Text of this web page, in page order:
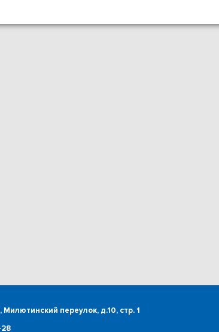
переулок, д.10, стр. 1